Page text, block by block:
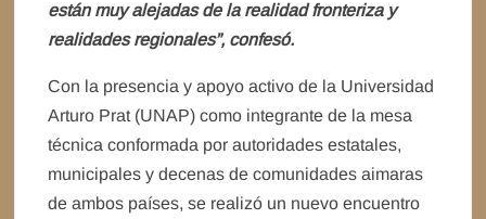
están muy alejadas de la realidad fronteriza y
realidades regionales”, confesó.
Con la presencia y apoyo activo de la Universidad
Arturo Prat (UNAP) como integrante de la mesa
técnica conformada por autoridades estatales,
municipales y decenas de comunidades aimaras
de ambos países, se realizó un nuevo encuentro